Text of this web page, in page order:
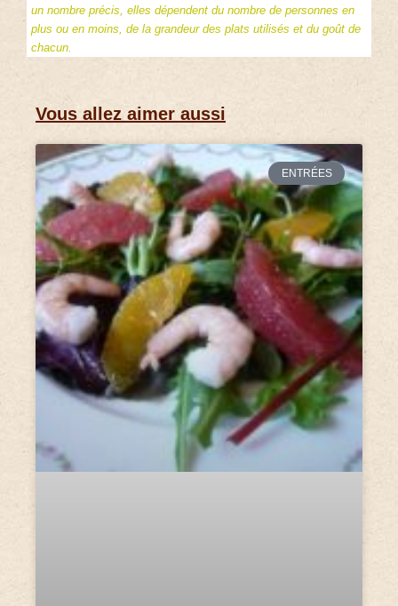
un nombre précis, elles dépendent du nombre de personnes en
plus ou en moins, de la grandeur des plats utilisés et du goût de
chacun.
Vous allez aimer aussi
ENTRÉES